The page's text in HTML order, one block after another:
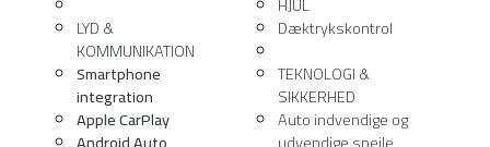
Smartphone
integration
Apple CarPlay
Android Auto
Forberedelse til
TEKNOLOGI &
Auto indvendige og
udvendige spejle
dæmpning